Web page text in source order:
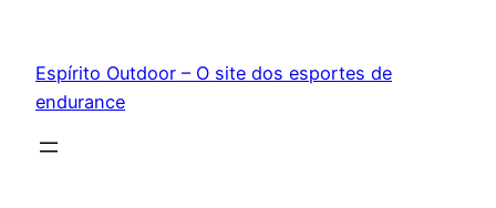
conteúdo
Espírito Outdoor – O site dos esportes de
endurance